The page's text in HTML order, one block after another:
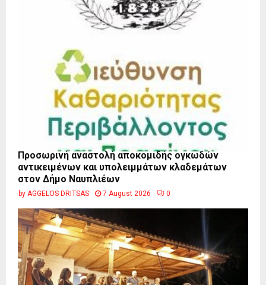
Προσωρινή αναστολή αποκομιδής ογκωδών
αντικειμένων και υπολειμμάτων κλαδεμάτων
στον Δήμο Ναυπλιέων
by AGGELOS DRITSAS 7 August 2026 0